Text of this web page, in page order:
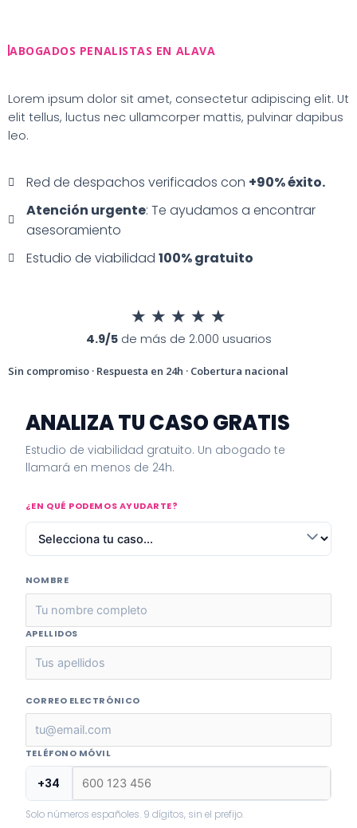
contenido
ABOGADOS PENALISTAS EN ALAVA
Lorem ipsum dolor sit amet, consectetur adipiscing elit. Ut
elit tellus, luctus nec ullamcorper mattis, pulvinar dapibus
leo.
Red de despachos verificados con +90% éxito.
Atención urgente: Te ayudamos a encontrar
asesoramiento
Estudio de viabilidad 100% gratuito
★ ★ ★ ★ ★
4.9/5de más de 2.000 usuarios
Sin compromiso · Respuesta en 24h · Cobertura nacional
ANALIZA TU CASO GRATIS
Estudio de viabilidad gratuito. Un abogado te
llamará en menos de 24h.
¿EN QUÉ PODEMOS AYUDARTE?
NOMBRE
APELLIDOS
CORREO ELECTRÓNICO
TELÉFONO MÓVIL
+34
Solo números españoles. 9 dígitos, sin el prefijo.